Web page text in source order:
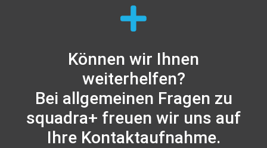
Können wir Ihnen
weiterhelfen?
Bei allgemeinen Fragen zu
squadra+ freuen wir uns auf
Ihre Kontaktaufnahme.